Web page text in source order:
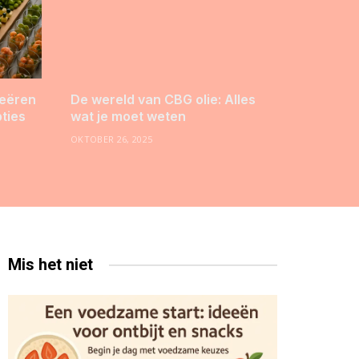
De wereld van CBG olie: Alles
wat je moet weten
OKTOBER 26, 2025
Mis het niet